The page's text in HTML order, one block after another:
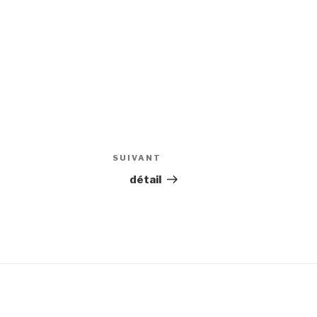
suivant
SUIVANT
détail